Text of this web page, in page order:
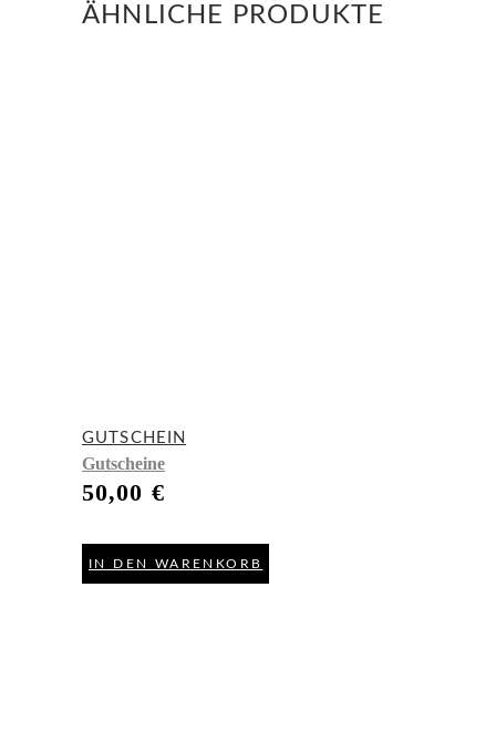
ÄHNLICHE PRODUKTE
GUTSCHEIN
Gutscheine
50,00 €
IN DEN WARENKORB